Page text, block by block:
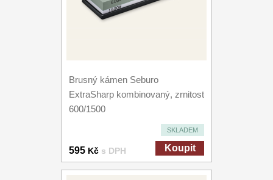
Brusný kámen Seburo
ExtraSharp kombinovaný, zrnitost
600/1500
SKLADEM
595 Kč s DPH Koupit